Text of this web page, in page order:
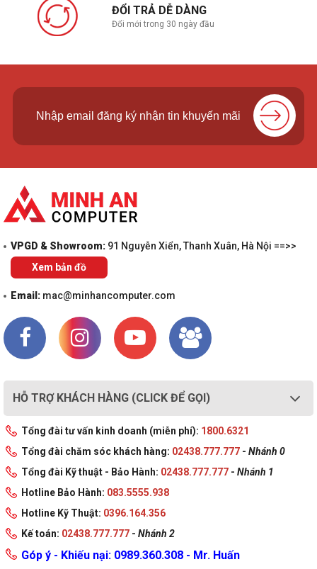
ĐỔI TRẢ DỄ DÀNG
Đổi mới trong 30 ngày đầu
VPGD & Showroom: 91 Nguyễn Xiển, Thanh Xuân, Hà Nội ==>>
Xem bản đồ
Email: mac@minhancomputer.com
HỖ TRỢ KHÁCH HÀNG (CLICK ĐỂ GỌI)
Tổng đài tư vấn kinh doanh (miễn phí): 1800.6321
Tổng đài chăm sóc khách hàng: 02438.777.777 - Nhánh 0
Tổng đài Kỹ thuật - Bảo Hành: 02438.777.777 - Nhánh 1
Hotline Bảo Hành: 083.5555.938
Hotline Kỹ Thuật: 0396.164.356
Kế toán: 02438.777.777 - Nhánh 2
Góp ý - Khiếu nại: 0989.360.308 - Mr. Huấn